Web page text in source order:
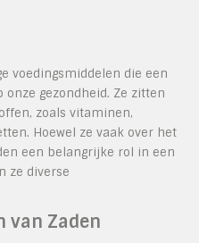
voedingsmiddelen die een
gezondheid. Ze zitten
zoals vitaminen,
Hoewel ze vaak over het
een belangrijke rol in een
ze diverse
van Zaden